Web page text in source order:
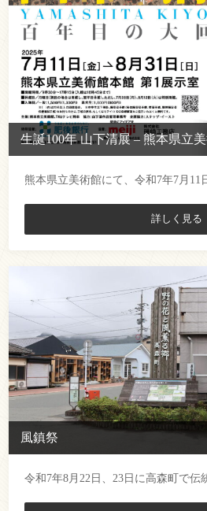
生誕100年 山下清展 – 熊本県立
熊本県立美術館にて、令和7年7月11
詳しく見る
風鎮祭
令和7年8月22日、23日に高森町で伝